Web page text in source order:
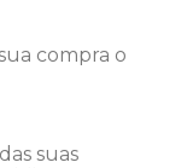
compra o
suas